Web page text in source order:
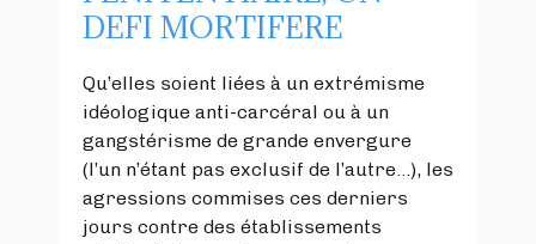
DEFI MORTIFERE
Qu’elles soient liées à un extrémisme
idéologique anti-carcéral ou à un
gangstérisme de grande envergure
(l’un n’étant pas exclusif de l’autre…), les
agressions commises ces derniers
jours contre des établissements